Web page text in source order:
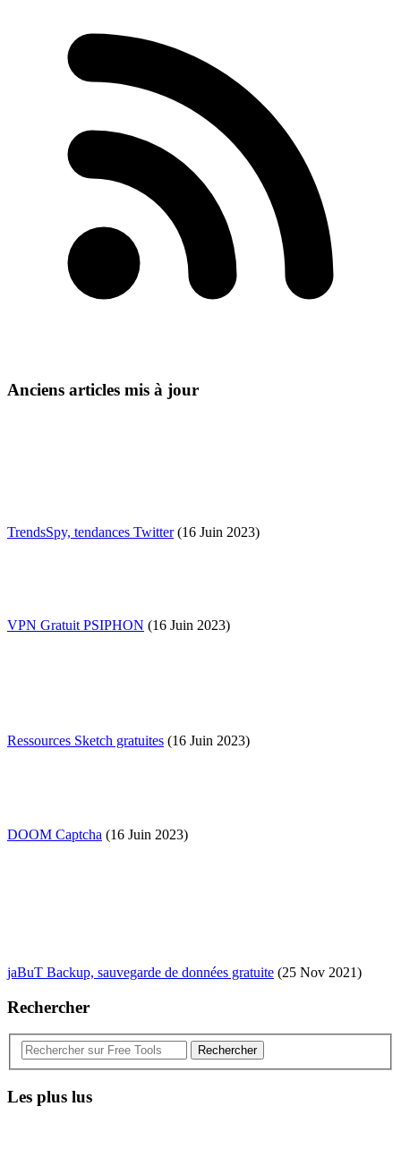
Anciens articles mis à jour
TrendsSpy, tendances Twitter(16 Juin 2023)
VPN Gratuit PSIPHON (16 Juin 2023)
Ressources Sketch gratuites (16 Juin 2023)
DOOM Captcha (16 Juin 2023)
jaBuT Backup, sauvegarde de données gratuite (25 Nov 2021)
Rechercher
Rechercher
Les plus lus